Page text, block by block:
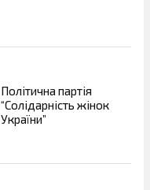
Політична партія
“Солідарність жінок
України”